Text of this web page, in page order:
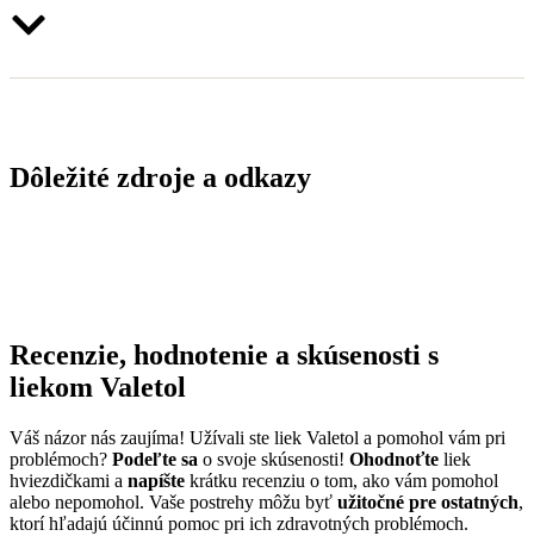
Dôležité zdroje a odkazy
Recenzie, hodnotenie a skúsenosti s
liekom Valetol
Váš názor nás zaujíma! Užívali ste liek Valetol a pomohol vám pri
problémoch? Podeľte sa o svoje skúsenosti! Ohodnoťte liek
hviezdičkami a napíšte krátku recenziu o tom, ako vám pomohol
alebo nepomohol. Vaše postrehy môžu byť užitočné pre ostatných,
ktorí hľadajú účinnú pomoc pri ich zdravotných problémoch.